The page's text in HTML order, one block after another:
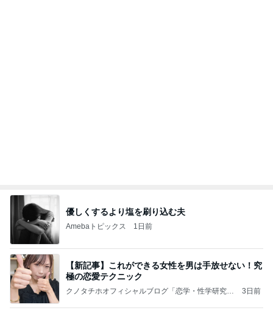
優しくするより塩を刷り込む夫
Amebaトピックス 1日前
【新記事】これができる女性を男は手放せない！究
極の恋愛テクニック
クノタチホオフィシャルブログ「恋学・性学研究
3日前